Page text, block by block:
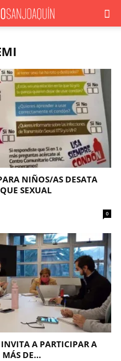
NIÑOS/AS DESATA
SEXUAL
0
A PARTICIPAR A
DE...